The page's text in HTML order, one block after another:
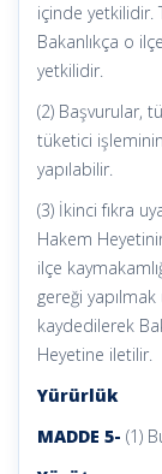
içinde yetkilidir.
Bakanlıkça o
yetkilidir.
(2) Başvurular,
tüketici
yapılabilir.
(3) İkinci fıkra
Hakem
ilçe
gereği
kaydedilerek
Heyetine iletilir.
Yürürlük
MADDE 5- (1)